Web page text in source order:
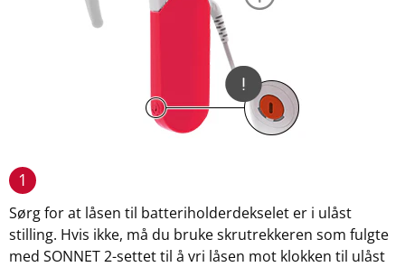
1
Sørg for at låsen til batteriholderdekselet er i ulåst
stilling. Hvis ikke, må du bruke skrutrekkeren som fulgte
med SONNET 2-settet til å vri låsen mot klokken til ulåst